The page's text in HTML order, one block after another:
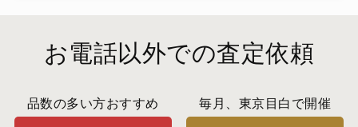
お電話以外での査定依頼
品数の多い方おすすめ 毎月、東京目白で開催